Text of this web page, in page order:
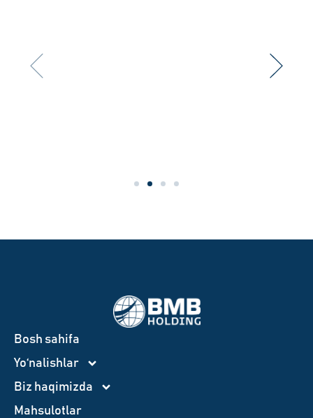
Bosh sahifa
Yo‘nalishlar
Biz haqimizda
Mahsulotlar